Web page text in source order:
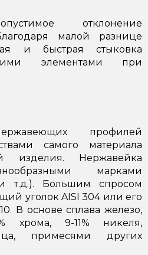
отклонение
малой разнице
и быстрая стыковка
элементами при
профилей
самого материала
Нержавейка
марками
и т.д.). Большим спросом
уголок AISI 304 или его
В основе сплава железо,
хрома, 9-11% никеля,
примесями других